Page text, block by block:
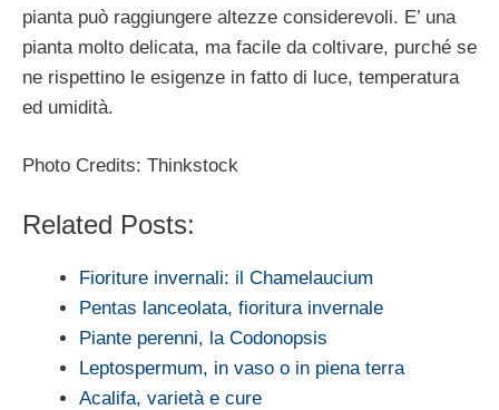
pianta può raggiungere altezze considerevoli. E’ una
pianta molto delicata, ma facile da coltivare, purché se
ne rispettino le esigenze in fatto di luce, temperatura
ed umidità.
Photo Credits: Thinkstock
Related Posts:
Fioriture invernali: il Chamelaucium
Pentas lanceolata, fioritura invernale
Piante perenni, la Codonopsis
Leptospermum, in vaso o in piena terra
Acalifa, varietà e cure